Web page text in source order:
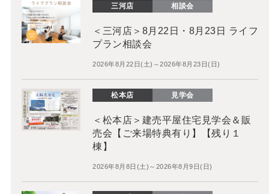
三河店 相談会
＜三河店＞8月22日・8月23日 ライフ
プラン相談会
2026年8月22日(土)～2026年8月23日(日)
松本店 見学会
＜松本店＞建売平屋住宅見学会＆販
売会【ご来場特典有り】【残り１
棟】
2026年8月8日(土)～2026年8月9日(日)